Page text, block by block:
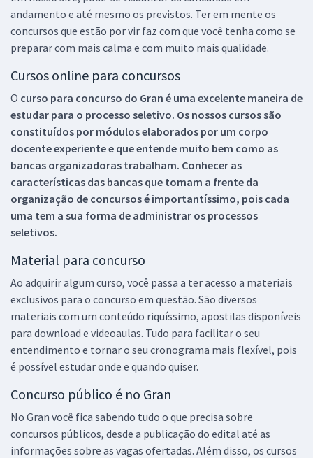
andamento e até mesmo os previstos. Ter em mente os
concursos que estão por vir faz com que você tenha como se
preparar com mais calma e com muito mais qualidade.
Cursos online para concursos
O curso para concurso do Gran é uma excelente maneira de
estudar para o processo seletivo. Os nossos cursos são
constituídos por módulos elaborados por um corpo
docente experiente e que entende muito bem como as
bancas organizadoras trabalham. Conhecer as
características das bancas que tomam a frente da
organização de concursos é importantíssimo, pois cada
uma tem a sua forma de administrar os processos
seletivos.
Material para concurso
Ao adquirir algum curso, você passa a ter acesso a materiais
exclusivos para o concurso em questão. São diversos
materiais com um conteúdo riquíssimo, apostilas disponíveis
para download e videoaulas. Tudo para facilitar o seu
entendimento e tornar o seu cronograma mais flexível, pois
é possível estudar onde e quando quiser.
Concurso público é no Gran
No Gran você fica sabendo tudo o que precisa sobre
concursos públicos, desde a publicação do edital até as
informações sobre as vagas ofertadas. Além disso, os cursos